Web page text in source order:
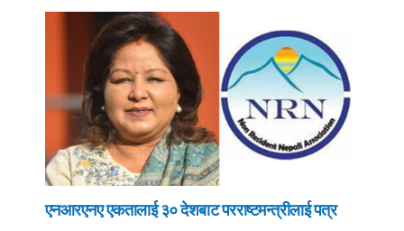
एनआरएनए एकतालाई ३० देशबाट परराष्टमन्त्रीलाई पत्र